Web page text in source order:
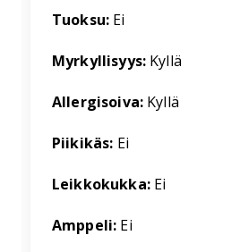
Tuoksu: Ei
Myrkyllisyys: Kyllä
Allergisoiva: Kyllä
Piikikäs: Ei
Leikkokukka: Ei
Amppeli: Ei